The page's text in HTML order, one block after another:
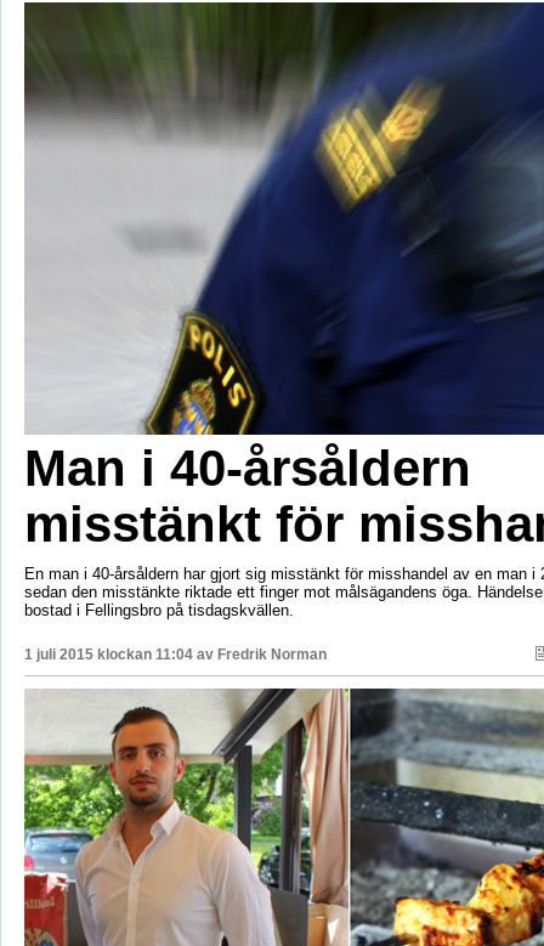
Man i 40-årsåldern
misstänkt för
En man i 40-årsåldern har gjort sig misstänkt för misshandel av en man i
sedan den misstänkte riktade ett finger mot målsägandens öga.
bostad i Fellingsbro på tisdagskvällen.
1 juli 2015 klockan 11:04 av Fredrik Norman